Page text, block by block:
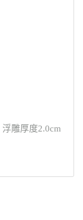
雕厚度2.0cm